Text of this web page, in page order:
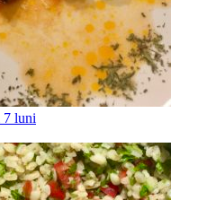
7 luni